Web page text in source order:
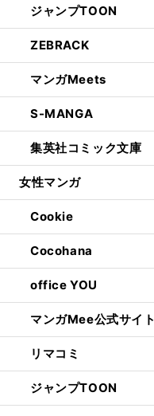
ジャンプTOON
ZEBRACK
マンガMeets
S-MANGA
集英社コミック文庫
女性マンガ
Cookie
Cocohana
office YOU
マンガMee公式サイト
リマコミ
ジャンプTOON